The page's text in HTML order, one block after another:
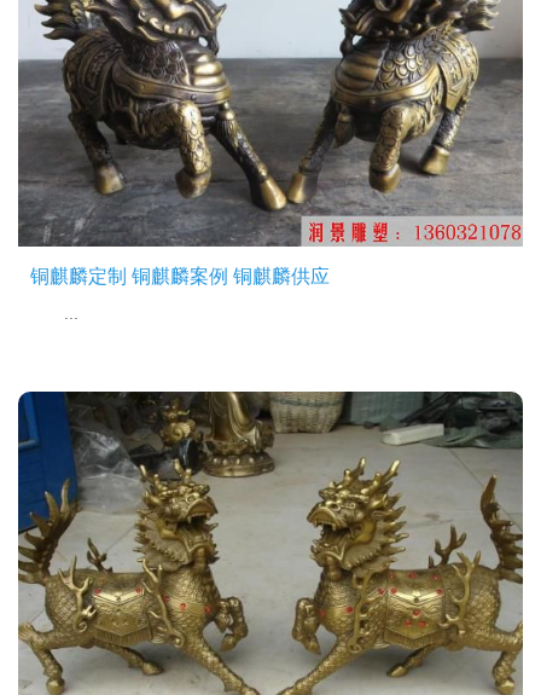
铜麒麟定制 铜麒麟案例 铜麒麟供应